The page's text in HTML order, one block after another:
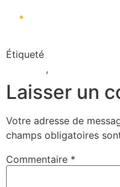
Étiqueté
,
Laisser un
Votre adresse de
champs obligatoires
Commentaire *